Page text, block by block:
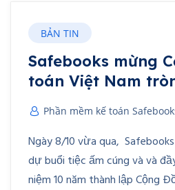
BẢN TIN
Safebooks mừng
toán Việt Nam
Phần mềm kế toán
Ngày 8/10 vừa qua,
dự buổi tiệc ấm cúng và và
niệm 10 năm thành lập Cộng